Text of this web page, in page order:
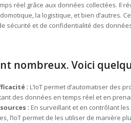
réel grâce aux données collectées. Il
la logistique, et bien d’autres.
sécurité et de confidentialité des
nombreux. Voici
: L’IoT permet d’automatiser des
des données en temps réel et en
: En surveillant et en contrôlant
l’IoT permet de les utiliser de manière